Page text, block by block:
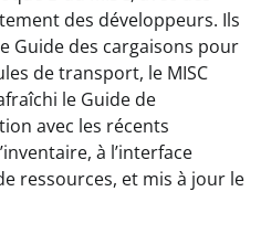
des développeurs. Ils
Guide des cargaisons pour
de transport, le MISC
le Guide de
avec les récents
à l’interface
ressources, et mis à jour le